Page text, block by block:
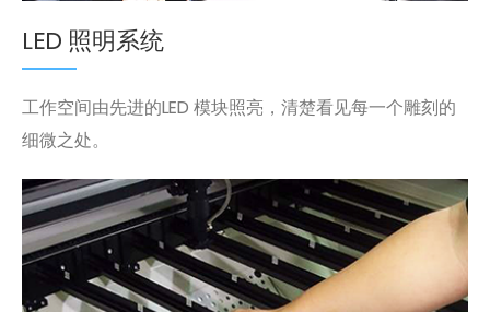
LED 照明系统
工作空间由先进的LED 模块照亮，清楚看见每一个雕刻的
细微之处。